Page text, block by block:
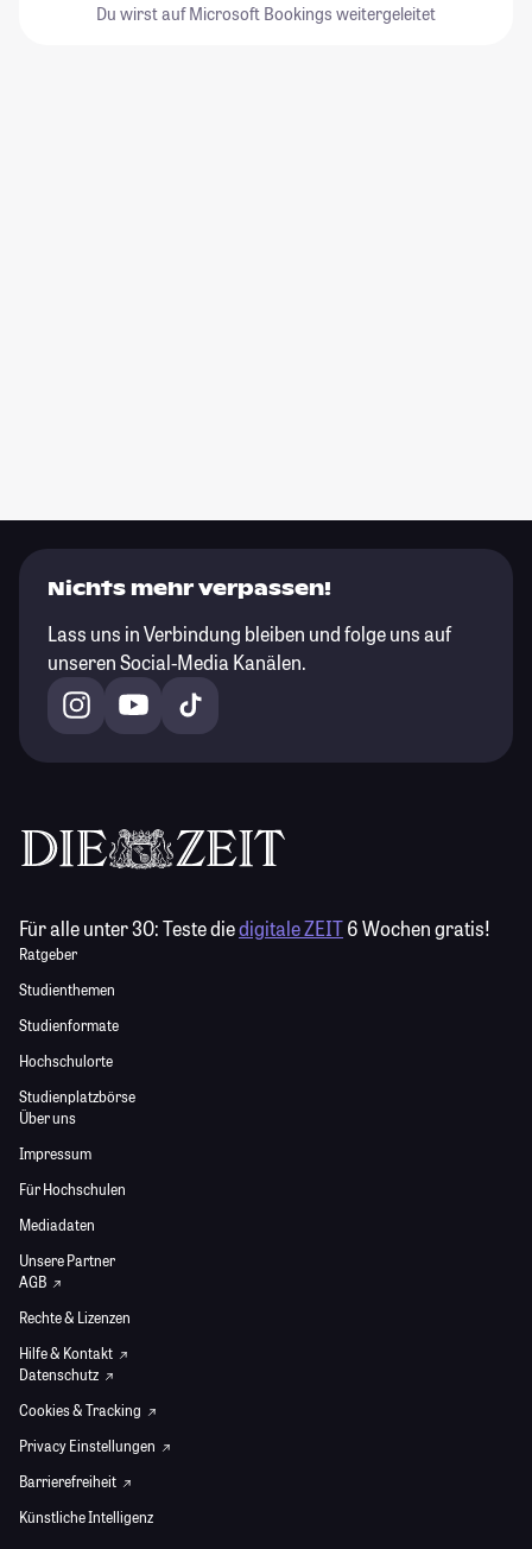
Du wirst auf Microsoft Bookings weitergeleitet
Nichts mehr verpassen!
Lass uns in Verbindung bleiben und folge uns auf
unseren Social-Media Kanälen.
Für alle unter 30:Teste diedigitale ZEIT6 Wochen gratis!
Ratgeber
Studienthemen
Studienformate
Hochschulorte
Studienplatzbörse
Über uns
Impressum
Für Hochschulen
Mediadaten
Unsere Partner
AGB
Rechte & Lizenzen
Hilfe & Kontakt
Datenschutz
Cookies & Tracking
Privacy Einstellungen
Barrierefreiheit
Künstliche Intelligenz